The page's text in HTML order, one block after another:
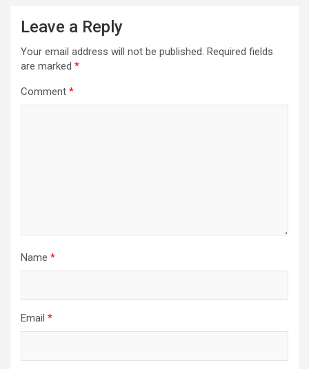
Leave a Reply
Your email address will not be published. Required fields
are marked *
Comment *
Name *
Email *